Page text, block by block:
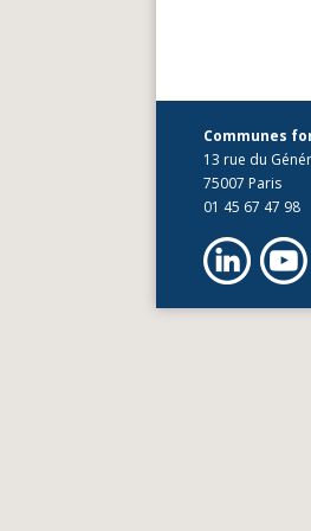
Communes
13 rue du
75007 Paris
01 45 67 47 98